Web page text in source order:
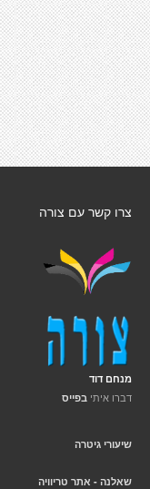
צרו קשר עם צורה
מנחם דוד
דברו איתי בפייס
שיעורי גיטרה
שאלנה - אתר טריוויה